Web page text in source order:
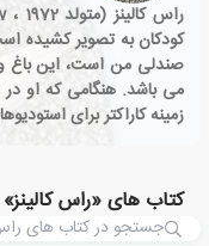
کودکان به تصویر کشیده
صندلی من است، این
می باشد. هنگامی که او در
زمینه کاراکتر برای
کتاب های «راس کالینز»